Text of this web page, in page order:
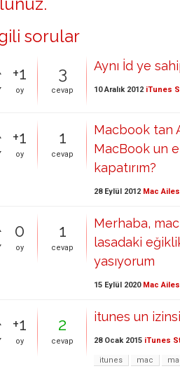
sorular
+1
oy
3
cevap
Aynı İd ye
10 Aralık 2012 iTunes
+1
oy
1
cevap
Macbook tan
MacBook un
kapatırım?
28 Eylül 2012 Mac
0
oy
1
cevap
Merhaba,
lasadaki
yasıyorum
15 Eylül 2020 Mac
+1
oy
2
cevap
itunes un
28 Ocak 2015 iTunes
itunes mac